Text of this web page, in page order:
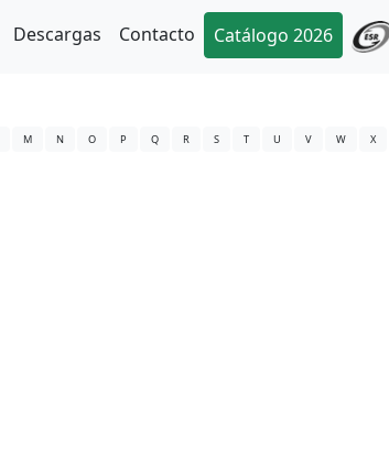
Descargas Contacto Catálogo 2026
M N O P Q R S T U V W X